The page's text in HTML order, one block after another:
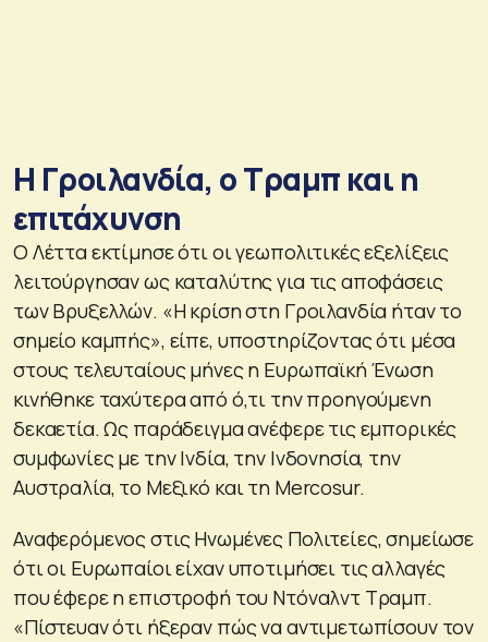
Η Γροιλανδία, ο Τραμπ και η
επιτάχυνση
Ο Λέττα εκτίμησε ότι οι γεωπολιτικές εξελίξεις
λειτούργησαν ως καταλύτης για τις αποφάσεις
των Βρυξελλών. «Η κρίση στη Γροιλανδία ήταν το
σημείο καμπής», είπε, υποστηρίζοντας ότι μέσα
στους τελευταίους μήνες η Ευρωπαϊκή Ένωση
κινήθηκε ταχύτερα από ό,τι την προηγούμενη
δεκαετία. Ως παράδειγμα ανέφερε τις εμπορικές
συμφωνίες με την Ινδία, την Ινδονησία, την
Αυστραλία, το Μεξικό και τη Mercosur.
Αναφερόμενος στις Ηνωμένες Πολιτείες, σημείωσε
ότι οι Ευρωπαίοι είχαν υποτιμήσει τις αλλαγές
που έφερε η επιστροφή του Ντόναλντ Τραμπ.
«Πίστευαν ότι ήξεραν πώς να αντιμετωπίσουν τον